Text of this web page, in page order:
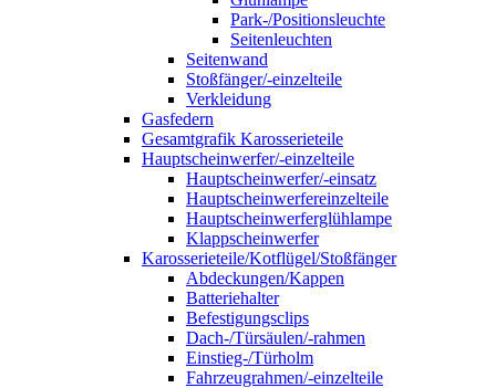
Park-/Positionsleuchte
Seitenleuchten
Seitenwand
Stoßfänger/-einzelteile
Verkleidung
Gasfedern
Gesamtgrafik Karosserieteile
Hauptscheinwerfer/-einzelteile
Hauptscheinwerfer/-einsatz
Hauptscheinwerfereinzelteile
Hauptscheinwerferglühlampe
Klappscheinwerfer
Karosserieteile/Kotflügel/Stoßfänger
Abdeckungen/Kappen
Batteriehalter
Befestigungsclips
Dach-/Türsäulen/-rahmen
Einstieg-/Türholm
Fahrzeugrahmen/-einzelteile